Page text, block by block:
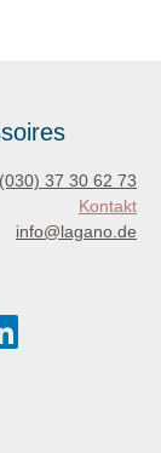
(030) 37 30 62 73
Kontakt
info@lagano.de